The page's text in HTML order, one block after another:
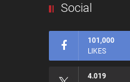
Social
101,000
LIKES
4.019